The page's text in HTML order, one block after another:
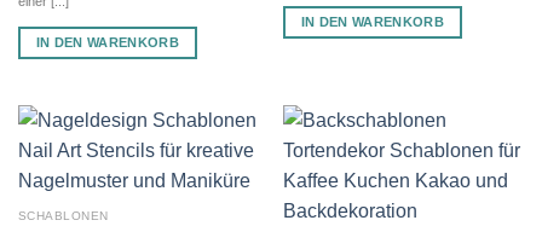
IN DEN WARENKORB
IN DEN WARENKORB
SCHABLONEN